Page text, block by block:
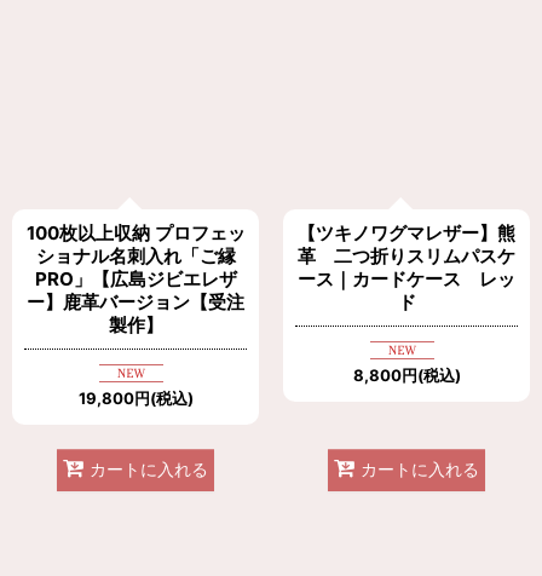
100枚以上収納 プロフェッ
ショナル名刺入れ「ご縁
PRO」【広島ジビエレザ
ー】鹿革バージョン【受注
製作】
19,800円(税込)
カートに入れる
【ツキノワグマレザー】熊
革 二つ折りスリムパスケ
ース｜カードケース レッ
ド
8,800円(税込)
カートに入れる